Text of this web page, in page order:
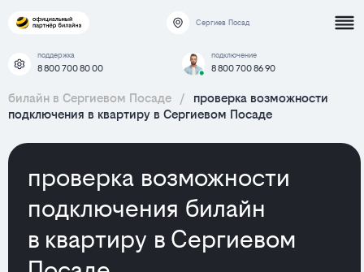
Сергиев Посад
поддержка
8 800 700 80 00
подключение
8 800 700 86 90
билайн в Сергиевом Посаде /
проверка возможности
подключения в квартиру в Сергиевом Посаде
проверка возможности
подключения билайн
в квартиру в Сергиевом